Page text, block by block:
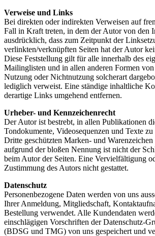
Verweise und Links
Bei direkten oder indirekten Verweisen auf
Fall in Kraft treten, in dem der Autor von den
ausdrücklich, dass zum Zeitpunkt der
verlinkten/verknüpften Seiten hat der Autor
Diese Feststellung gilt für alle innerhalb des
Mailinglisten und in allen anderen Formen
Nutzung oder Nichtnutzung solcherart
lediglich verweist. Eine ständige inhaltliche
derartige Links umgehend entfernen.
Urheber- und Kennzeichenrecht
Der Autor ist bestrebt, in allen Publikationen
Tondokumente, Videosequenzen und Texte
Dritte geschützten Marken- und
aufgrund der bloßen Nennung ist nicht der
beim Autor der Seiten. Eine Vervielfältigung
Zustimmung des Autors nicht gestattet.
Datenschutz
Personenbezogene Daten werden von uns
Ihrer Anmeldung, Mitgliedschaft,
Bestellung verwendet. Alle Kundendaten
einschlägigen Vorschriften der Datenschutz-
(BDSG und TMG) von uns gespeichert und